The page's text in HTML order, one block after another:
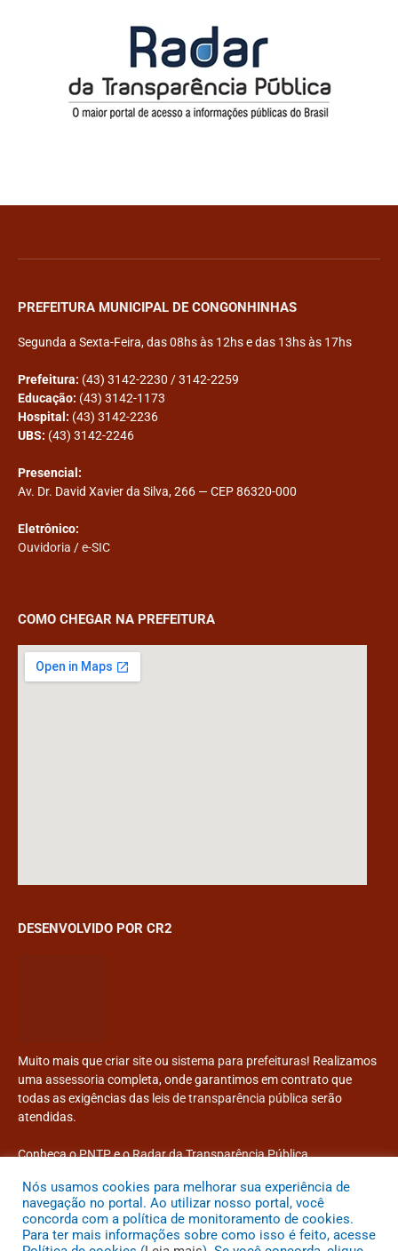
PREFEITURA MUNICIPAL DE CONGONHINHAS
Segunda a Sexta-Feira, das 08hs às 12hs e das 13hs às 17hs
Prefeitura: (43) 3142-2230 / 3142-2259
Educação: (43) 3142-1173
Hospital: (43) 3142-2236
UBS: (43) 3142-2246
Presencial:
Av. Dr. David Xavier da Silva, 266 — CEP 86320-000
Eletrônico:
Ouvidoria /e-SIC
COMO CHEGAR NA PREFEITURA
DESENVOLVIDO POR CR2
Muito mais quecriar siteou sistema para prefeituras! Realizamos
uma assessoria completa, onde garantimos em contrato que
todas as exigências das leis de transparência pública serão
atendidas.
Conheça oPNTPe oRadar da Transparência Pública
Todos os direitos reservados a Prefeitura Municipal de Congonhinhas
Nós usamos cookies para melhorar sua experiência de
navegação no portal. Ao utilizar nosso portal, você
concorda com a política de monitoramento de cookies.
Para ter mais informações sobre como isso é feito, acesse